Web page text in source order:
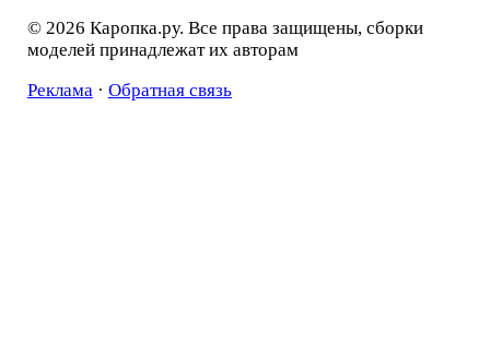
© 2026 Каропка.ру. Все права защищены, сборки
моделей принадлежат их авторам
Реклама· Обратная связь